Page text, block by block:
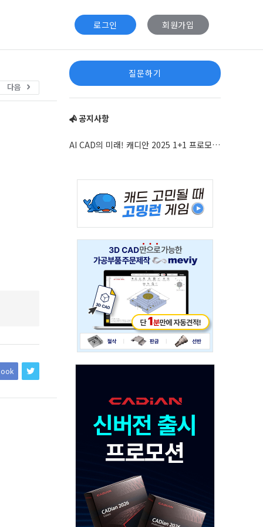
로그인 회원가입
다음
Sidebar
질문하기
공지사항
AI CAD의 미래! 캐디안 2025 1+1 프로모션 안내
234x60
234x60
120x600